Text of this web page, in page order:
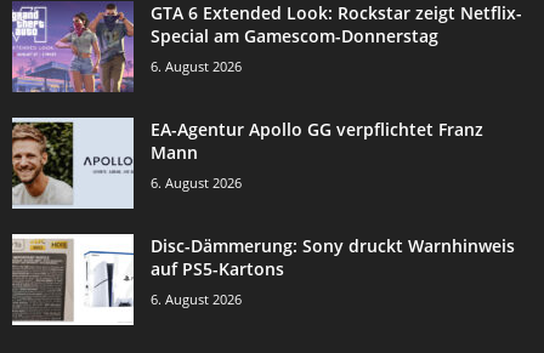
GTA 6 Extended Look: Rockstar zeigt Netflix-
Special am Gamescom-Donnerstag
6. August 2026
EA-Agentur Apollo GG verpflichtet Franz
Mann
6. August 2026
Disc-Dämmerung: Sony druckt Warnhinweis
auf PS5-Kartons
6. August 2026